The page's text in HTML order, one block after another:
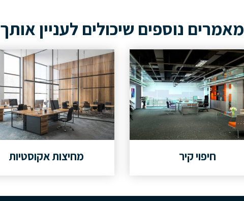
מאמרים נוספים שיכולים לעניין אותך
חיפוי קיר מחיצות אקוסטיות